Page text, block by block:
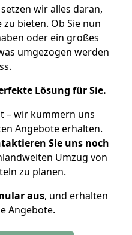
wir alles daran,
bieten. Ob Sie nun
oder ein großes
umgezogen werden
Lösung für Sie.
– wir kümmern uns
Angebote erhalten.
Sie uns noch
Umzug von
zu planen.
aus, und erhalten
Angebote.